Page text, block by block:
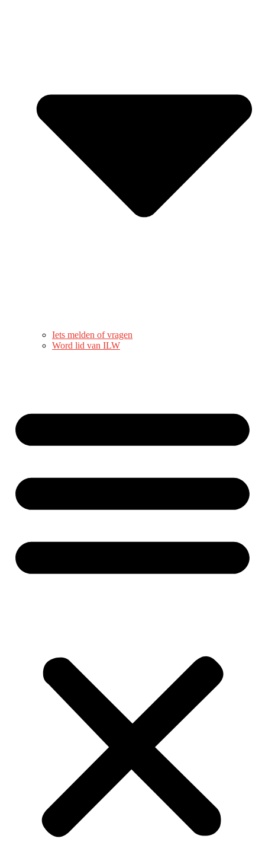
Iets melden of vragen
Word lid van ILW